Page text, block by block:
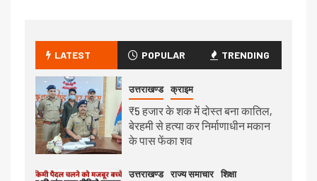
LATEST POPULAR TRENDING
उत्तराखण्ड क्राइम
₹5 हजार के शक में दोस्त बना कातिल,
बेरहमी से हत्या कर निर्माणाधीन मकान
के पास फेंका शव
उत्तराखण्ड राज्य समाचार शिक्षा